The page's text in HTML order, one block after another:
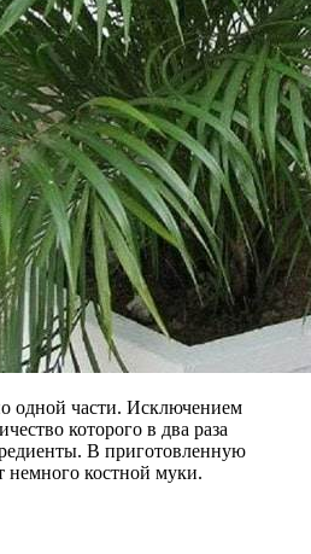
одной части. Исключением
которого в два раза
В приготовленную
немного костной муки.